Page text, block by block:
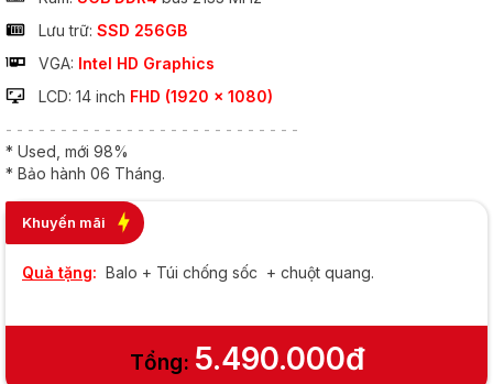
Lưu trữ: SSD 256GB
VGA: Intel HD Graphics
LCD: 14 inch FHD (1920 x 1080)
- - - - - - - - - - - - - - - - - - - - - - - - - - -
* Used, mới 98%
* Bảo hành 06 Tháng.
Khuyến mãi
Quà tặng: Balo + Túi chống sốc + chuột quang.
Tổng: 5.490.000đ